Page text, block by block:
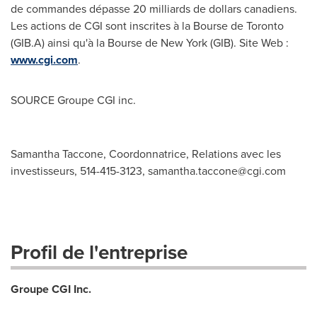
de commandes dépasse 20 milliards de dollars canadiens.
Les actions de CGI sont inscrites à la Bourse deToronto
(GIB.A) ainsi qu'à la Bourse de New York(GIB). Site Web :
www.cgi.com.
SOURCE Groupe CGI inc.
Samantha Taccone, Coordonnatrice, Relations avec les
investisseurs, 514-415-3123, samantha.taccone@cgi.com
Profil de l'entreprise
Groupe CGI Inc.